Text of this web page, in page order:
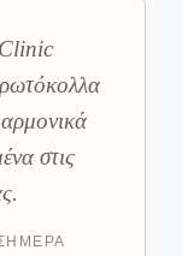
στις